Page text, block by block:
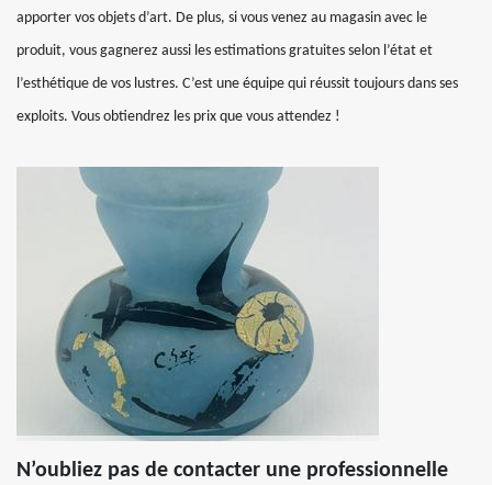
apporter vos objets d’art. De plus, si vous venez au magasin avec le
produit, vous gagnerez aussi les estimations gratuites selon l’état et
l’esthétique de vos lustres. C’est une équipe qui réussit toujours dans ses
exploits. Vous obtiendrez les prix que vous attendez !
N’oubliez pas de contacter une professionnelle